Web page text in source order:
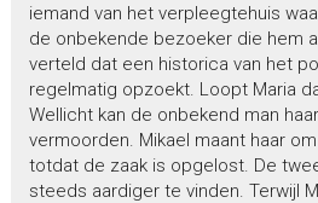
iemand van het verpleegtehuis
de onbekende bezoeker die hem
verteld dat een historica van het
regelmatig opzoekt. Loopt Maria
Wellicht kan de onbekend man
vermoorden. Mikael maant haar
totdat de zaak is opgelost. De
steeds aardiger te vinden. Terwijl